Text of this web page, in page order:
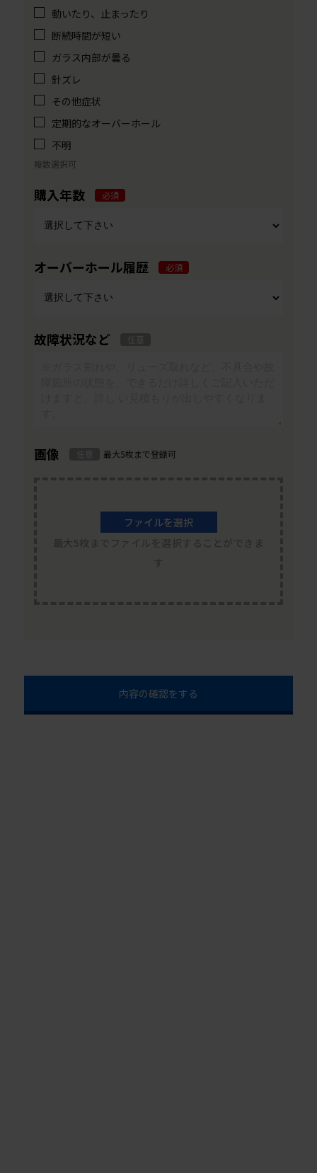
動いたり、止まったり
断続時間が短い
ガラス内部が曇る
針ズレ
その他症状
定期的なオーバーホール
不明
複数選択可
購入年数 必須
オーバーホール履歴 必須
故障状況など
画像 最大5枚まで登録可
ファイルを選択
内容の確認をする